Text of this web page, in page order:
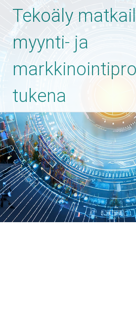
Tekoäly
myynti- ja
tukena